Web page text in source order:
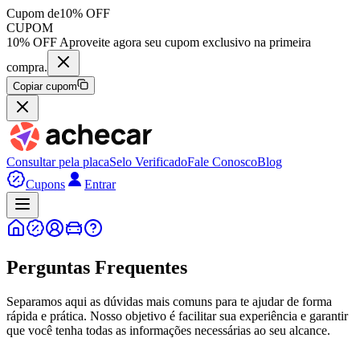
Cupom de10% OFF
CUPOM
10% OFF Aproveite agora seu cupom exclusivo na primeira
compra.
Copiar cupom
Consultar pela placaSelo VerificadoFale ConoscoBlog
Cupons
Entrar
Perguntas Frequentes
Separamos aqui as dúvidas mais comuns para te ajudar de forma
rápida e prática. Nosso objetivo é facilitar sua experiência e garantir
que você tenha todas as informações necessárias ao seu alcance.